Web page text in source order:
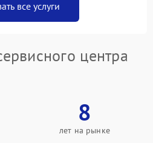
все услуги
центра
8
лет на рынке